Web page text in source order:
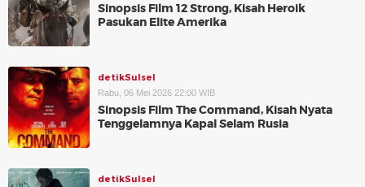
Sinopsis Film 12 Strong, Kisah Heroik
Pasukan Elite Amerika
detikSulsel
Rabu, 06 Mei 2026 22:00 WIB
Sinopsis Film The Command, Kisah Nyata
Tenggelamnya Kapal Selam Rusia
detikSulsel